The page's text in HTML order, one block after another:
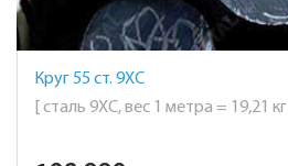
Круг 55 ст. 9ХС
[ сталь 9ХС, вес 1 метра = 19,21 кг ]